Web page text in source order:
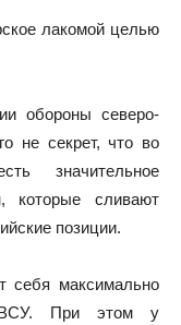
лакомой целью
обороны северо-
не секрет, что во
значительное
которые сливают
позиции.
себя максимально
ВСУ. При этом у